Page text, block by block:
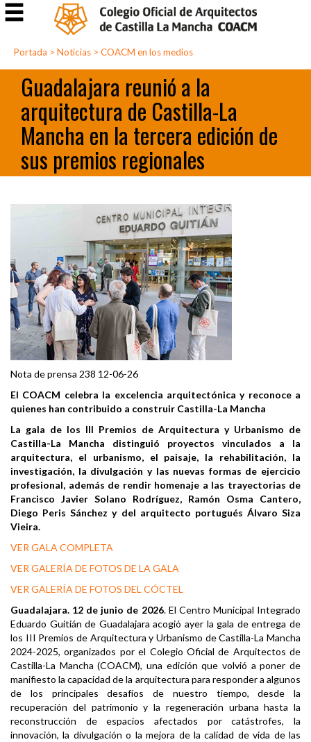
Portada > Noticias > COACM en los medios
Guadalajara reunió a la
arquitectura de Castilla-La
Mancha en la tercera edición de
sus premios regionales
Nota de prensa 238 12-06-26
El COACM celebra la excelencia arquitectónica y reconoce a
quienes han contribuido a construir Castilla-La Mancha
La gala de los III Premios de Arquitectura y Urbanismo de
Castilla-La Mancha distinguió proyectos vinculados a la
arquitectura, el urbanismo, el paisaje, la rehabilitación, la
investigación, la divulgación y las nuevas formas de ejercicio
profesional, además de rendir homenaje a las trayectorias de
Francisco Javier Solano Rodríguez, Ramón Osma Cantero,
Diego Peris Sánchez y del arquitecto portugués Álvaro Siza
Vieira.
VER GALA COMPLETA
VER GALERÍA DE FOTOS DE LA GALA
VER GALERÍA DE FOTOS DEL CÓCTEL
Guadalajara. 12 de junio de 2026. El Centro Municipal Integrado
Eduardo Guitián de Guadalajara acogió ayer la gala de entrega de
los III Premios de Arquitectura y Urbanismo de Castilla-La Mancha
2024-2025, organizados por el Colegio Oficial de Arquitectos de
Castilla-La Mancha (COACM), una edición que volvió a poner de
manifiesto la capacidad de la arquitectura para responder a algunos
de los principales desafíos de nuestro tiempo, desde la
recuperación del patrimonio y la regeneración urbana hasta la
reconstrucción de espacios afectados por catástrofes, la
innovación, la divulgación o la mejora de la calidad de vida de las